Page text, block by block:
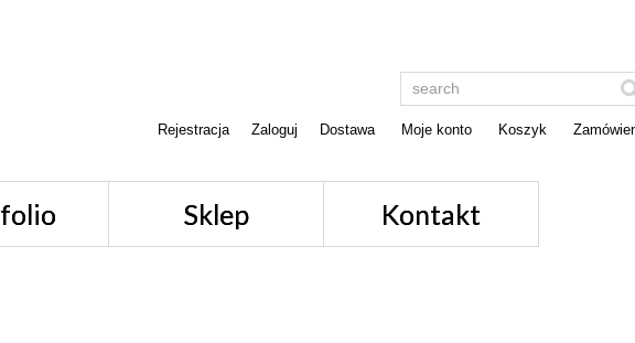
Rejestracja Zaloguj Dostawa Moje konto Koszyk
Sklep Kontakt